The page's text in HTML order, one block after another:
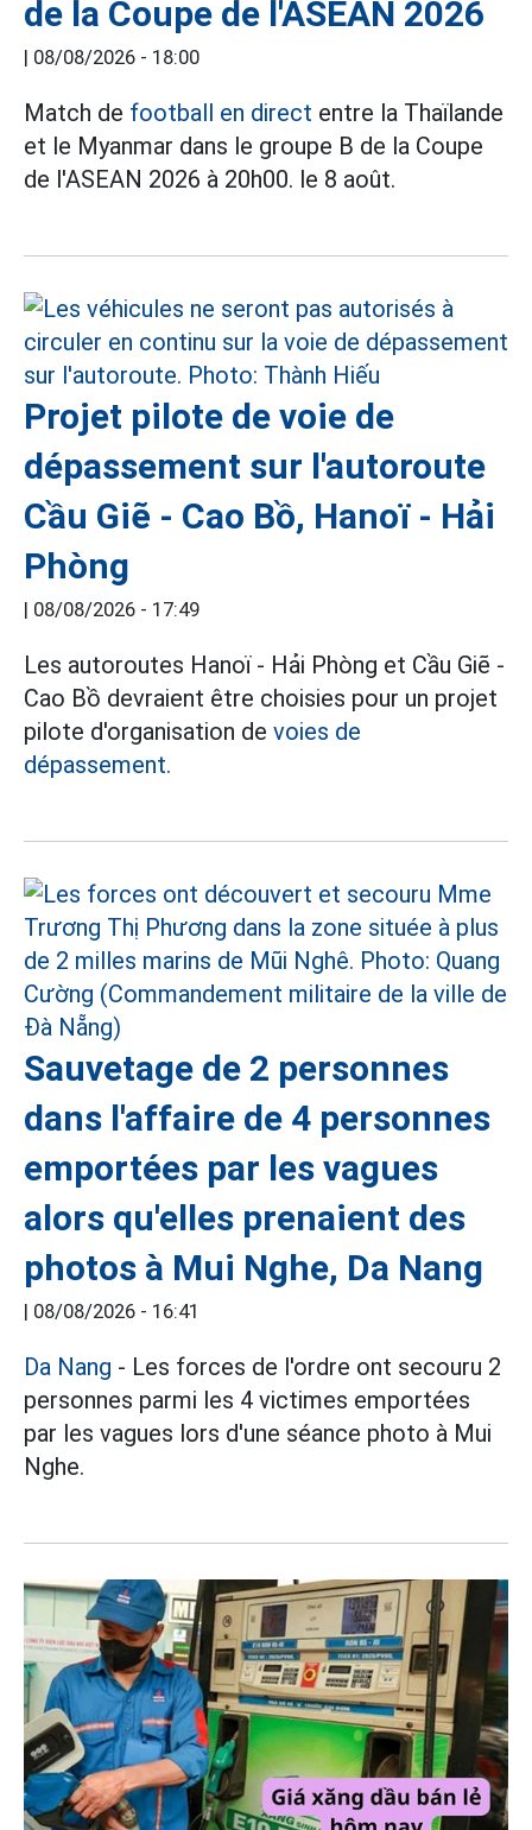
de la Coupe de l'ASEAN 2026
| 08/08/2026 - 18:00
Match de football en direct entre la Thaïlande
et le Myanmar dans le groupe B de la Coupe
de l'ASEAN 2026 à 20h00. le 8 août.
Projet pilote de voie de
dépassement sur l'autoroute
Cầu Giẽ - Cao Bồ, Hanoï - Hải
Phòng
| 08/08/2026 - 17:49
Les autoroutes Hanoï - Hải Phòng et Cầu Giẽ -
Cao Bồ devraient être choisies pour un projet
pilote d'organisation de voies de
dépassement.
Sauvetage de 2 personnes
dans l'affaire de 4 personnes
emportées par les vagues
alors qu'elles prenaient des
photos à Mui Nghe, Da Nang
| 08/08/2026 - 16:41
Da Nang - Les forces de l'ordre ont secouru 2
personnes parmi les 4 victimes emportées
par les vagues lors d'une séance photo à Mui
Nghe.